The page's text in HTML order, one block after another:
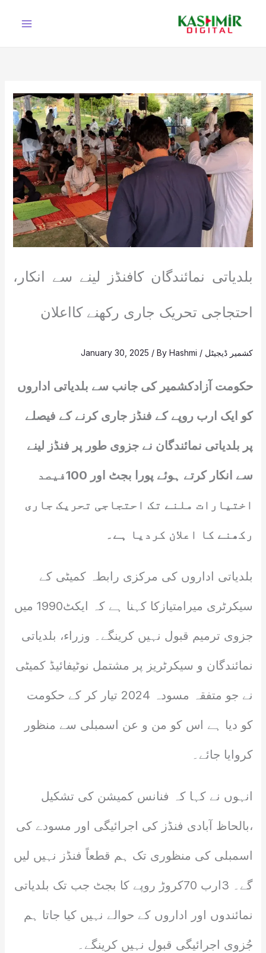
بلدیاتی نمائندگان کافنڈز لینے سے انکار،
احتجاجی تحریک جاری رکھنے کااعلان
کشمیر ڈیجیٹل /
January 30, 2025 / ByHashmi
حکومت آزادکشمیر کی جانب سے بلدیاتی اداروں
کو ایک ارب روپے کے فنڈز جاری کرنے کے فیصلے
پر بلدیاتی نمائندگان نے جزوی طور پر فنڈز لینے
سے انکار کرتے ہوئے پورا بجٹ اور 100فیصد
اختیارات ملنے تک احتجاجی تحریک جاری
رکھنے کا اعلان کردیا ہے۔
بلدیاتی اداروں کی مرکزی رابطہ کمیٹی کے
سیکرٹری میرامتیازکا کہنا ہے کہ ایکٹ1990 میں
جزوی ترمیم قبول نہیں کرینگے۔ وزراء، بلدیاتی
نمائندگان و سیکرٹریز پر مشتمل نوٹیفائیڈ کمیٹی
نے جو متفقہ مسودہ 2024 تیار کر کے حکومت
کو دیا ہے اس کو من و عن اسمبلی سے منظور
کروایا جائے۔
انہوں نے کہا کہ فنانس کمیشن کی تشکیل
،بالحاظ آبادی فنڈز کی اجرائیگی اور مسودے کی
اسمبلی کی منظوری تک ہم قطعاً فنڈز نہیں لیں
گے۔ 3ارب 70کروڑ روپے کا بجٹ جب تک بلدیاتی
نمائندوں اور اداروں کے حوالے نہیں کیا جاتا ہم
جُزوی اجرائیگی قبول نہیں کرینگے۔